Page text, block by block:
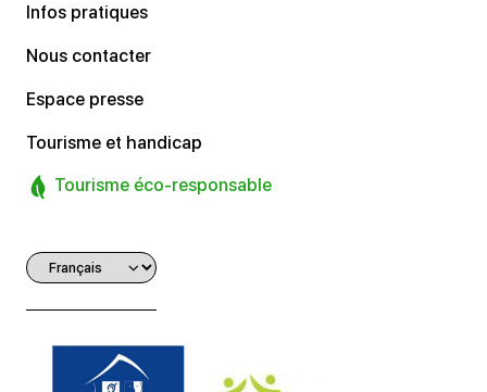
Infos pratiques
Nous contacter
Espace presse
Tourisme et handicap
Tourisme éco-responsable